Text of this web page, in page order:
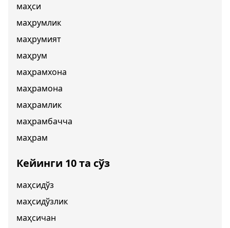
маҳси
маҳрумлик
маҳрумият
маҳрум
маҳрамхона
маҳрамона
маҳрамлик
маҳрамбачча
маҳрам
Кейинги 10 та сўз
маҳсидўз
маҳсидўзлик
маҳсичан